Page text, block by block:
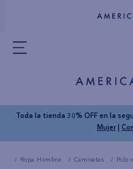
Toda la tienda 30% OFF en la
Mujer|
Ropa Hombre Camisetas Polo